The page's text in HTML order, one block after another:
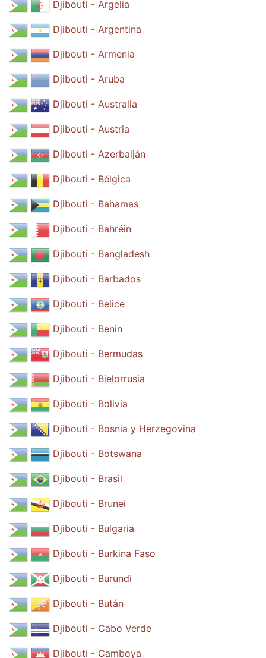
Djibouti - Argelia
Djibouti - Argentina
Djibouti - Armenia
Djibouti - Aruba
Djibouti - Australia
Djibouti - Austria
Djibouti - Azerbaiján
Djibouti - Bélgica
Djibouti - Bahamas
Djibouti - Bahréin
Djibouti - Bangladesh
Djibouti - Barbados
Djibouti - Belice
Djibouti - Benin
Djibouti - Bermudas
Djibouti - Bielorrusia
Djibouti - Bolivia
Djibouti - Bosnia y Herzegovina
Djibouti - Botswana
Djibouti - Brasil
Djibouti - Brunei
Djibouti - Bulgaria
Djibouti - Burkina Faso
Djibouti - Burundi
Djibouti - Bután
Djibouti - Cabo Verde
Djibouti - Camboya